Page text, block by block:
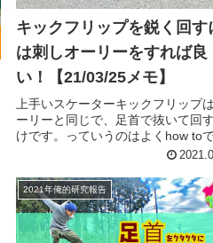
キックフリップを鋭く回す
は刺しオーリーをすれば良
い！【21/03/25メモ】
上手いスケーターキックフリップ
ーリーと同じで、足首で抜いて回
けです。っていうのはよくhow toで
にします。が！実際それをキック
くらいいるのでしょうか？僕はも
ん、足首で抜いて板を回す。なん...
2021年俺的研究報告